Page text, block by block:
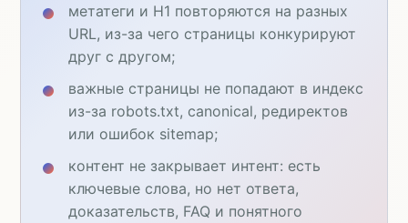
метатеги и H1 повторяются на разных
URL, из-за чего страницы конкурируют
друг с другом;
важные страницы не попадают в индекс
из-за robots.txt, canonical, редиректов
или ошибок sitemap;
контент не закрывает интент: есть
ключевые слова, но нет ответа,
доказательств, FAQ и понятного